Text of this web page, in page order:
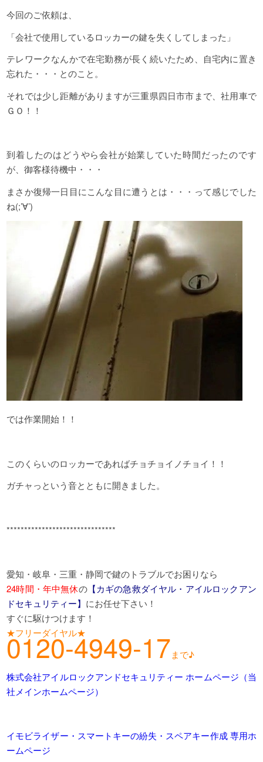
今回のご依頼は、
「会社で使用しているロッカーの鍵を失くしてしまった」
テレワークなんかで在宅勤務が長く続いたため、自宅内に置き
忘れた・・・とのこと。
それでは少し距離がありますが三重県四日市市まで、社用車で
ＧＯ！！
到着したのはどうやら会社が始業していた時間だったのです
が、御客様待機中・・・
まさか復帰一日目にこんな目に遭うとは・・・って感じでした
ね(;’∀’)
では作業開始！！
このくらいのロッカーであればチョチョイノチョイ！！
ガチャっという音とともに開きました。
*******************************
愛知・岐阜・三重・静岡で鍵のトラブルでお困りなら
24時間・年中無休の【カギの急救ダイヤル・アイルロックアン
ドセキュリティー】 にお任せ下さい！
すぐに駆けつけます！
★フリーダイヤル★
0120-4949-17まで♪
株式会社アイルロックアンドセキュリティー ホームページ（当
社メインホームページ）
イモビライザー・スマートキーの紛失・スペアキー作成 専用ホ
ームページ